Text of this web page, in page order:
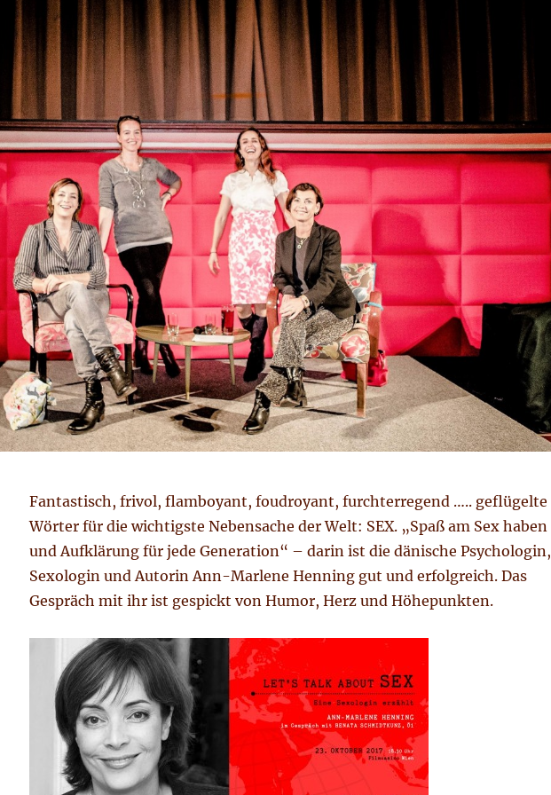
Fantastisch, frivol, flamboyant, foudroyant, furchterregend ….. geflügelte
Wörter für die wichtigste Nebensache der Welt: SEX. „Spaß am Sex haben
und Aufklärung für jede Generation“ – darin ist die dänische Psychologin,
Sexologin und Autorin Ann-Marlene Henning gut und erfolgreich. Das
Gespräch mit ihr ist gespickt von Humor, Herz und Höhepunkten.